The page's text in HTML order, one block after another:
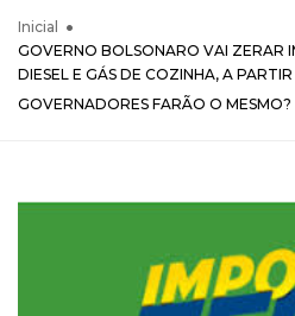
Inicial
GOVERNO BOLSONARO VAI ZERAR
DIESEL E GÁS DE COZINHA, A
GOVERNADORES FARÃO O MESMO?